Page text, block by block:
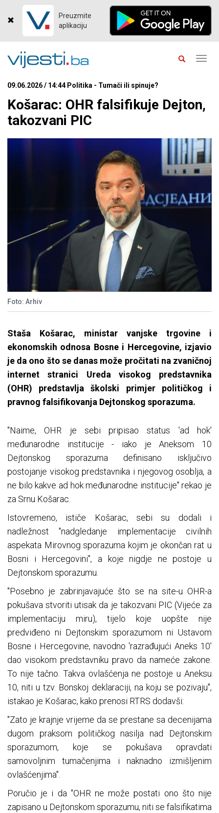
Preuzmite
aplikaciju
09.06.2026 / 14:44 Politika - Tumači ili spinuje?
Košarac: OHR falsifikuje Dejton,
takozvani PIC
Foto: Arhiv
Staša Košarac, ministar vanjske trgovine i
ekonomskih odnosa Bosne i Hercegovine, izjavio
je da ono što se danas može pročitati na zvaničnoj
internet stranici Ureda visokog predstavnika
(OHR) predstavlja školski primjer političkog i
pravnog falsifikovanja Dejtonskog sporazuma.
"Naime, OHR je sebi pripisao status 'ad hok'
međunarodne institucije - iako je Aneksom 10
Dejtonskog sporazuma definisano isključivo
postojanje visokog predstavnika i njegovog osoblja, a
ne bilo kakve ad hok međunarodne institucije" rekao je
za Srnu Košarac.
Istovremeno, ističe Košarac, sebi su dodali i
nadležnost "nadgledanje implementacije civilnih
aspekata Mirovnog sporazuma kojim je okončan rat u
Bosni i Hercegovini", a koje nigdje ne postoje u
Dejtonskom sporazumu.
"Posebno je zabrinjavajuće što se na site-u OHR-a
pokušava stvoriti utisak da je takozvani PIC (Vijeće za
implementaciju miru), tijelo koje uopšte nije
predviđeno ni Dejtonskim sporazumom ni Ustavom
Bosne i Hercegovine, navodno 'razrađujući Aneks 10'
dao visokom predstavniku pravo da nameće zakone.
To nije tačno. Takva ovlašćenja ne postoje u Aneksu
10, niti u tzv. Bonskoj deklaraciji, na koju se pozivaju",
istakao je Košarac, kako prenosi RTRS dodavši:
"Zato je krajnje vrijeme da se prestane sa decenijama
dugom praksom političkog nasilja nad Dejtonskim
sporazumom, koje se pokušava opravdati
samovoljnim tumačenjima i naknadno izmišljenim
ovlašćenjima".
Poručio je i da "OHR ne može postati ono što nije
zapisano u Dejtonskom sporazumu, niti se falsifikatima